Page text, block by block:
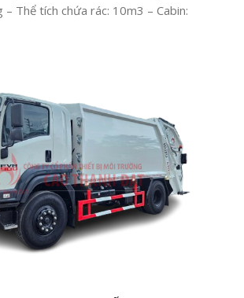
Thể tích chứa rác: 10m3 – Cabin: